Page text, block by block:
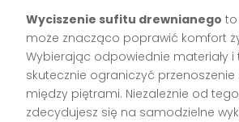
Wyciszenie sufitu drewnianego to
może znacząco poprawić komfort
Wybierając odpowiednie materiały i
skutecznie ograniczyć przenoszenie
między piętrami. Niezależnie od
zdecydujesz się na samodzielne